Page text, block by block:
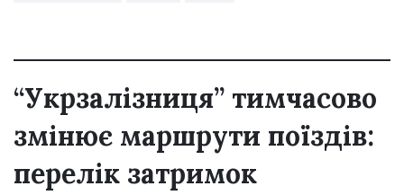
“Укрзалізниця” тимчасово
змінює маршрути поїздів:
перелік затримок